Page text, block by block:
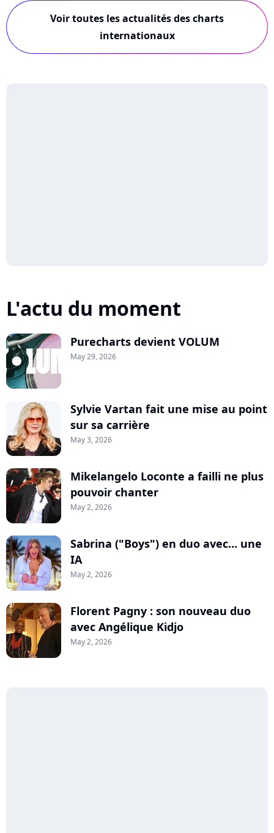
Voir toutes les actualités des charts
internationaux
L'actu du moment
Purecharts devient VOLUM
May 29, 2026
Sylvie Vartan fait une mise au point
sur sa carrière
May 3, 2026
Mikelangelo Loconte a failli ne plus
pouvoir chanter
May 2, 2026
Sabrina ("Boys") en duo avec... une
IA
May 2, 2026
Florent Pagny : son nouveau duo
avec Angélique Kidjo
May 2, 2026